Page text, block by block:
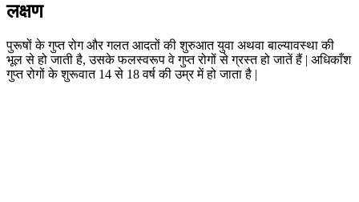
लक्षण
पुरूषों के गुप्त रोग और गलत आदतों की शुरुआत युवा अथवा बाल्यावस्था की
भूल से हो जाती है, उसके फलस्वरूप वे गुप्त रोगों से ग्रस्त हो जातें हैं | अधिकाँश
गुप्त रोगों के शुरूवात 14 से 18 वर्ष की उम्र में हो जाता है |